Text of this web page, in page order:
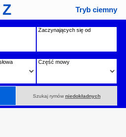
Tryb ciemny
Zaczynających się od
Część mowy
Szukaj rymów niedokładnych